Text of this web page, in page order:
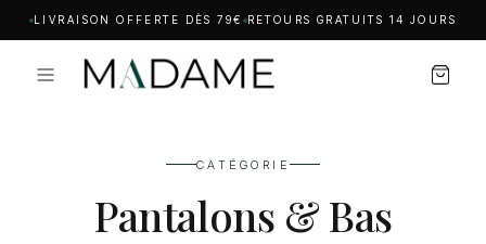
LIVRAISON OFFERTE DÈS 79€ RETOURS GRATUITS 14 JOURS
CATÉGORIE
Pantalons & Bas